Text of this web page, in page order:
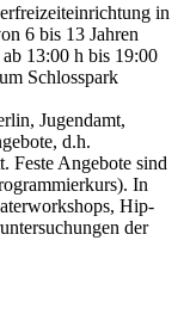
in
6 bis 13 Jahren
13:00 h bis 19:00
Schlosspark
Jugendamt,
d.h.
Feste Angebote sind
In
Hip-
der